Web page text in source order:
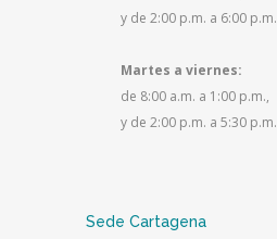
y de 2:00 p.m. a 6:00 p.m.
Martes a viernes:
de 8:00 a.m. a 1:00 p.m.,
y de 2:00 p.m. a 5:30 p.m.
Sede Cartagena